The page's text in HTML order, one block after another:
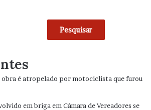
Pesquisar
obra é atropelado por motociclista que furou
em briga em Câmara de Vereadores se